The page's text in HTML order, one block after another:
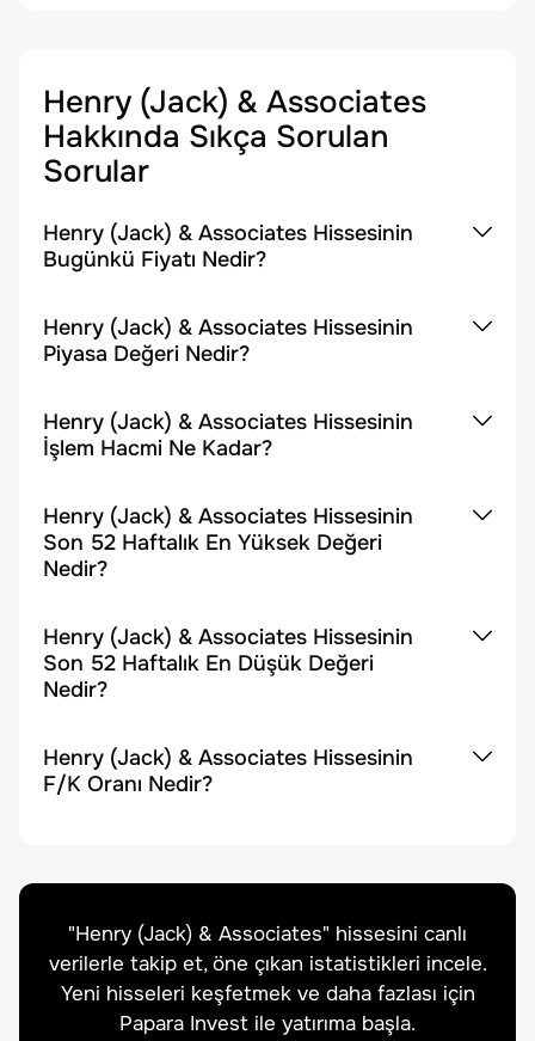
Henry (Jack) & Associates
Hakkında Sıkça Sorulan
Sorular
Henry (Jack) & Associates Hissesinin
Bugünkü Fiyatı Nedir?
Henry (Jack) & Associates Hissesinin
Piyasa Değeri Nedir?
Henry (Jack) & Associates Hissesinin
İşlem Hacmi Ne Kadar?
Henry (Jack) & Associates Hissesinin
Son 52 Haftalık En Yüksek Değeri
Nedir?
Henry (Jack) & Associates Hissesinin
Son 52 Haftalık En Düşük Değeri
Nedir?
Henry (Jack) & Associates Hissesinin
F/K Oranı Nedir?
"Henry (Jack) & Associates" hissesini canlı
verilerle takip et, öne çıkan istatistikleri incele.
Yeni hisseleri keşfetmek ve daha fazlası için
Papara Invest ile yatırıma başla.